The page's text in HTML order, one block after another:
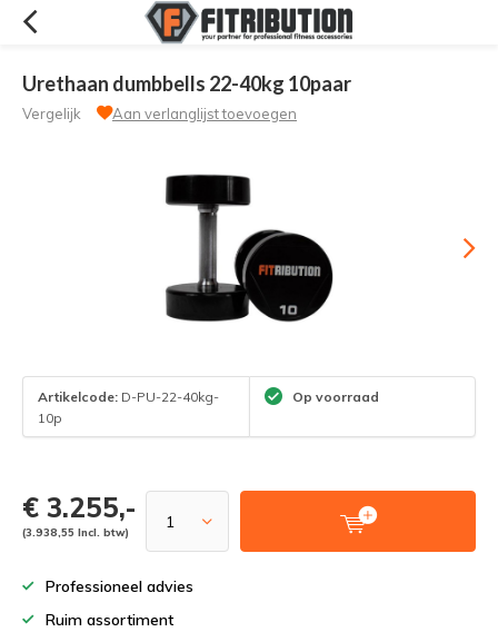
Urethaan dumbbells 22-40kg 10paar
Vergelijk Aan verlanglijst toevoegen
Artikelcode: D-PU-22-40kg-
10p
Op voorraad
€ 3.255,-
(3.938,55 Incl. btw)
Professioneel advies
Ruim assortiment